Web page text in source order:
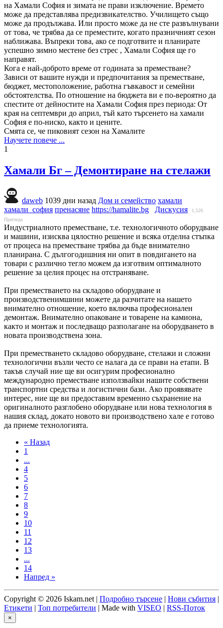
на Хамали София и зимата не прави изключение. Времето
може да представлява предизвикателство. Училището също
може да продължава. Или просто може да не сте развълнувани
от това, че трябва да се преместите, когато празничният сезон
наближава. Въпреки това, ако се подготвите и планирате
успешно зимно местене без стрес , Хамали София ще го
направят.
Кога е най-доброто време от годината за преместване?
Зависи от вашите нужди и предпочитания за преместване,
бюджет, местоположение, работна гъвкавост и семейни
обстоятелства. По отношение на бюджета ви е по-вероятно да
спестите от дейностите на Хамали София през периода: От
края на септември до април, тъй като търсенето на хамали
София е по-ниско, както и цените.
Смята се, че пиковият сезон на Хамалите
Научете повече ...
1
Хамали Бг – Демонтиране на стелажи
daweb 1039 дни назад Дом и семейство хамали
хамали_софия пренасяне https://hamalite.bg Дискусия
1,526
Прегледа
Индустриалното преместване, т.е. технологичното оборудване
и машини, изисква цялостно решение и всяка отделна стъпка
от процеса на преместване трябва да бъде внимателно
планирана. С дългогодишния ни опит в повдигането на
товари с различно тегло можем да изготвим оптималното
решение за целия процес на отстраняване.
При преместването на складово оборудване и
производственимшини можете да разчитате на нашето
внимателно отношение, което включва професионален
демонтаж. Внимателно опаковане и товарене на камиона,
както и монтаж и последващо разполагане на оборудването в
новата производствена зона.
При преместването складово оборудване, стелажи и сложни
технологични възли често се налага да се прави на етапи. В
такъв случай ние ще ви осигурим професионално
международно преместване използвайки нашите собствени
транспортни средства и логистични бази. Ако проявявате
интерес, ние ще ви предоставим временно съхранение на
оригиналното разглобено оборудване или нова технология в
нашия склад, докато новото ви производствено хале е готово
да приеме технологията.
« Назад
1
...
4
5
6
7
8
9
10
11
12
13
...
14
Напред »
Copyright © 2026 Iskam.net | Подробно търсене | Нови събития |
Етикети | Топ потребители | Made with VISEO | RSS-Поток
×